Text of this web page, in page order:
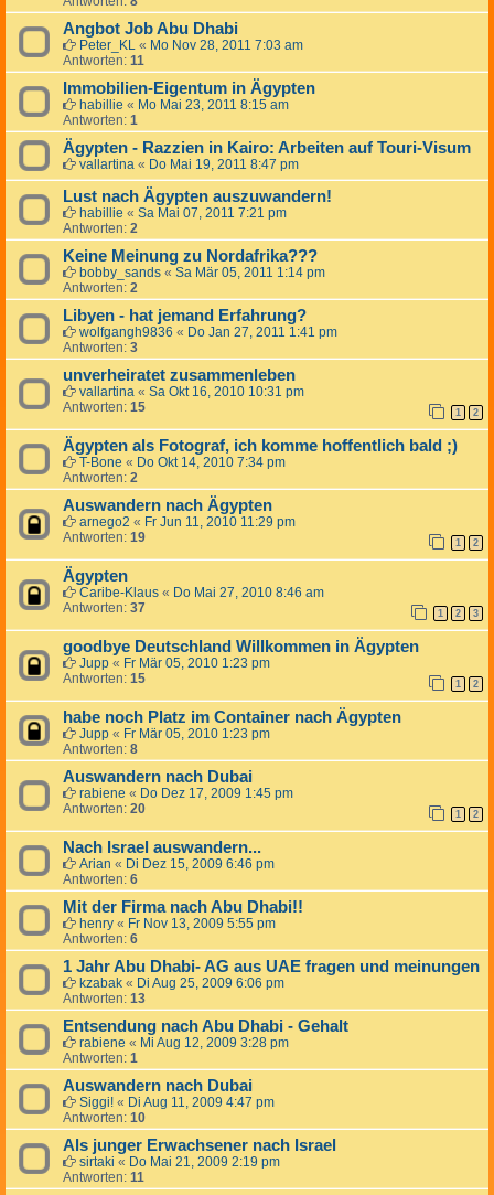
Angbot Job Abu Dhabi
Peter_KL « Mo Nov 28, 2011 7:03 am
Antworten: 11
Immobilien-Eigentum in Ägypten
habillie « Mo Mai 23, 2011 8:15 am
Antworten: 1
Ägypten - Razzien in Kairo: Arbeiten auf Touri-Visum
vallartina « Do Mai 19, 2011 8:47 pm
Lust nach Ägypten auszuwandern!
habillie « Sa Mai 07, 2011 7:21 pm
Antworten: 2
Keine Meinung zu Nordafrika???
bobby_sands « Sa Mär 05, 2011 1:14 pm
Antworten: 2
Libyen - hat jemand Erfahrung?
wolfgangh9836 « Do Jan 27, 2011 1:41 pm
Antworten: 3
unverheiratet zusammenleben
vallartina « Sa Okt 16, 2010 10:31 pm
Antworten: 15 1 2
Ägypten als Fotograf, ich komme hoffentlich bald ;)
T-Bone « Do Okt 14, 2010 7:34 pm
Antworten: 2
Auswandern nach Ägypten
arnego2 « Fr Jun 11, 2010 11:29 pm
Antworten: 19 1 2
Ägypten
Caribe-Klaus « Do Mai 27, 2010 8:46 am
Antworten: 37 1 2 3
goodbye Deutschland Willkommen in Ägypten
Jupp « Fr Mär 05, 2010 1:23 pm
Antworten: 15 1 2
habe noch Platz im Container nach Ägypten
Jupp « Fr Mär 05, 2010 1:23 pm
Antworten: 8
Auswandern nach Dubai
rabiene « Do Dez 17, 2009 1:45 pm
Antworten: 20 1 2
Nach Israel auswandern...
Arian « Di Dez 15, 2009 6:46 pm
Antworten: 6
Mit der Firma nach Abu Dhabi!!
henry « Fr Nov 13, 2009 5:55 pm
Antworten: 6
1 Jahr Abu Dhabi- AG aus UAE fragen und meinungen
kzabak « Di Aug 25, 2009 6:06 pm
Antworten: 13
Entsendung nach Abu Dhabi - Gehalt
rabiene « Mi Aug 12, 2009 3:28 pm
Antworten: 1
Auswandern nach Dubai
Siggi! « Di Aug 11, 2009 4:47 pm
Antworten: 10
Als junger Erwachsener nach Israel
sirtaki « Do Mai 21, 2009 2:19 pm
Antworten: 11